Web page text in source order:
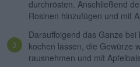
durchrösten. Anschließend
Rosinen hinzufügen und mit
Darauffolgend das Ganze
kochen lassen, die Gewürze
rausnehmen und mit